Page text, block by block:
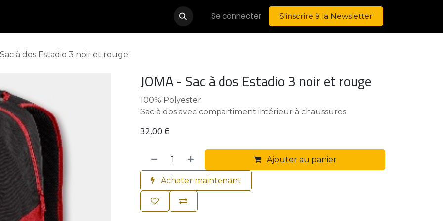
Contactez-nous Se connecter S'inscrire à la Newsletter
à dos Estadio 3 noir et rouge
JOMA - Sac à dos Estadio 3 noir et rouge
100% Polyester
Sac à dos avec compartiment intérieur à chaussures.
32,00 €
Ajouter au panier
Acheter maintenant